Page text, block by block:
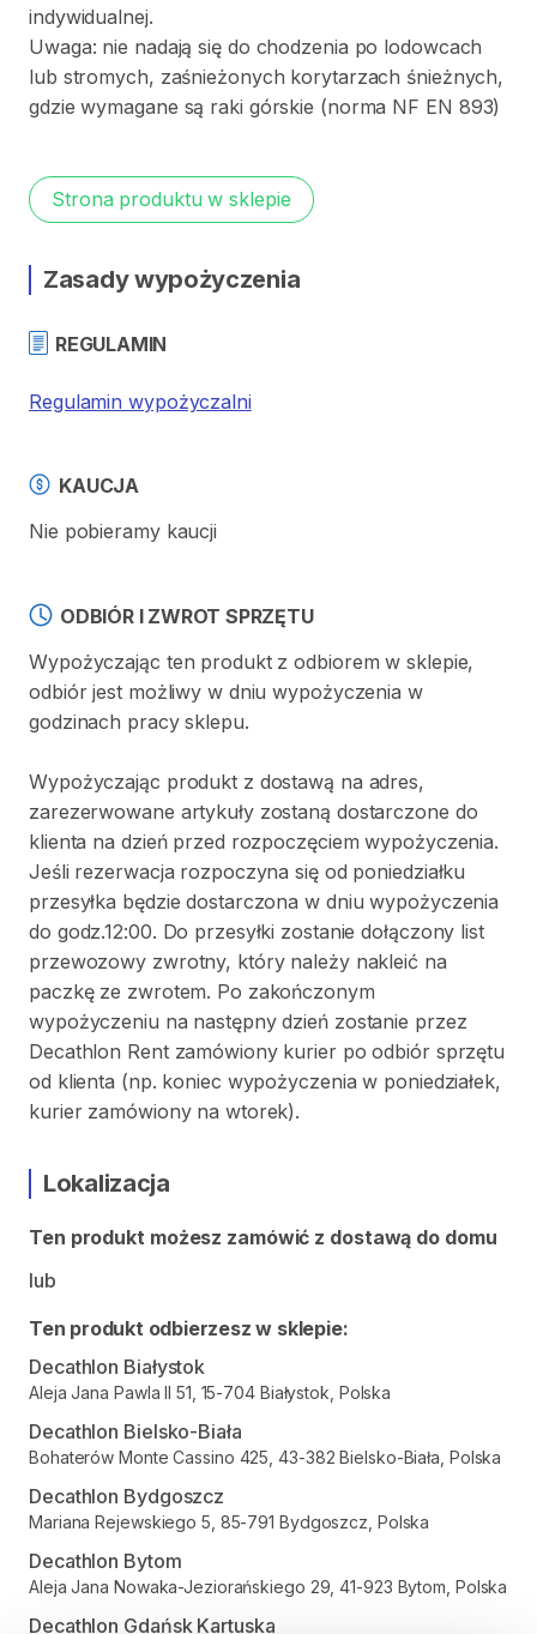
indywidualnej.
Uwaga: nie nadają się do chodzenia po lodowcach
lub stromych​,​ zaśnieżonych korytarzach śnieżnych​,​
gdzie wymagane są raki górskie (norma NF EN 893)
Strona produktu w sklepie
Zasady wypożyczenia
REGULAMIN
Regulamin wypożyczalni
KAUCJA
Nie pobieramy kaucji
ODBIÓR I ZWROT SPRZĘTU
Wypożyczając ten produkt z odbiorem w sklepie,
odbiór jest możliwy w dniu wypożyczenia w
godzinach pracy sklepu.
Wypożyczając produkt z dostawą na adres,
zarezerwowane artykuły zostaną dostarczone do
klienta na dzień przed rozpoczęciem wypożyczenia.
Jeśli rezerwacja rozpoczyna się od poniedziałku
przesyłka będzie dostarczona w dniu wypożyczenia
do godz.12:00. Do przesyłki zostanie dołączony list
przewozowy zwrotny, który należy nakleić na
paczkę ze zwrotem. Po zakończonym
wypożyczeniu na następny dzień zostanie przez
Decathlon Rent zamówiony kurier po odbiór sprzętu
od klienta (np. koniec wypożyczenia w poniedziałek,
kurier zamówiony na wtorek).
Lokalizacja
Ten produkt możesz zamówić z dostawą do domu
lub
Ten produkt odbierzesz w sklepie:
Decathlon Białystok
Aleja Jana Pawla II 51, 15-704 Białystok, Polska
Decathlon Bielsko-Biała
Bohaterów Monte Cassino 425, 43-382 Bielsko-Biała, Polska
Decathlon Bydgoszcz
Mariana Rejewskiego 5, 85-791 Bydgoszcz, Polska
Decathlon Bytom
Aleja Jana Nowaka-Jeziorańskiego 29, 41-923 Bytom, Polska
Decathlon Gdańsk Kartuska